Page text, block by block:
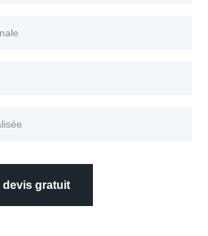
devis gratuit